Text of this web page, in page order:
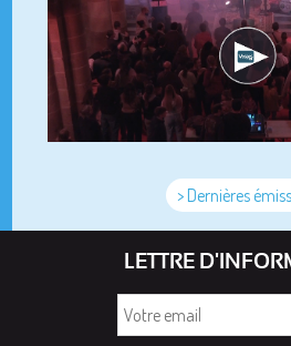
> Dernières
LETTRE